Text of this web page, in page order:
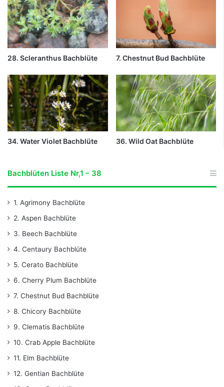
28. Scleranthus Bachblüte 7. Chestnut Bud Bachblüte
34. Water Violet Bachblüte 36. Wild Oat Bachblüte
Bachblüten Liste Nr,1 – 38
1. Agrimony Bachblüte
2. Aspen Bachblüte
3. Beech Bachblüte
4. Centaury Bachblüte
5. Cerato Bachblüte
6. Cherry Plum Bachblüte
7. Chestnut Bud Bachblüte
8. Chicory Bachblüte
9. Clematis Bachblüte
10. Crab Apple Bachblüte
11. Elm Bachblüte
12. Gentian Bachblüte